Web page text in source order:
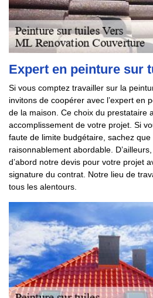
Expert en peinture sur
Si vous comptez travailler sur la
invitons de coopérer avec l’expert en
de la maison. Ce choix du prestataire
accomplissement de votre projet. Si
faute de limite budgétaire, sachez
raisonnablement abordable.
d’abord notre devis pour votre projet
signature du contrat. Notre lieu de
tous les alentours.